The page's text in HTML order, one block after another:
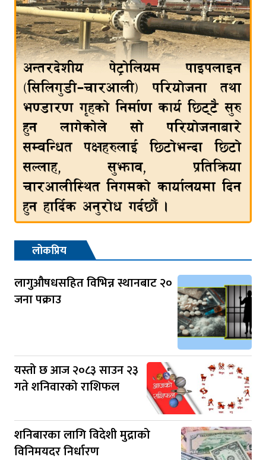
लोकप्रिय
लागुऔषधसहित विभिन्न स्थानबाट २०
जना पक्राउ
यस्तो छ आज २०८३ साउन २३
गते शनिवारको राशिफल
शनिबारका लागि विदेशी मुद्राको
विनिमयदर निर्धारण